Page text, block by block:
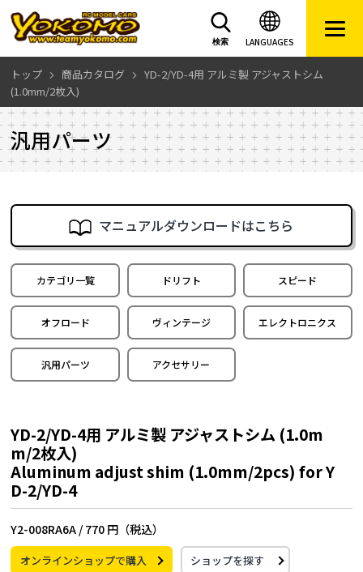
LANGUAGES
検索
トップ 商品カタログ
YD-2/YD-4用 アルミ製 アジャストシム
(1.0mm/2枚入)
汎用パーツ
マニュアルダウンロードはこちら
カテゴリ一覧 ドリフト スピード
オフロード ヴィンテージ エレクトロニクス
汎用パーツ アクセサリー
YD-2/YD-4用 アルミ製 アジャストシム (1.0m
m/2枚入)
Aluminum adjust shim (1.0mm/2pcs) for Y
D-2/YD-4
Y2-008RA6A / 770 円（税込）
オンラインショップで購入 ショップを探す